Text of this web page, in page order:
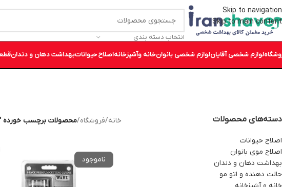
Skip to navigation
Skip to main content
انتخاب دسته بندی
لوازم شخصی آقایانلوازم شخصی بانوانخانه وآشپزخانهاصلاح حیواناتبهداشت دهان و دندان
دسته‌های محصولات
اصلاح حیوانات
اصلاح موی بانوان
بهداشت دهان و دندان
حالت دهنده و اتو مو
خانه/فروشگاه/محصولات برچسب خورده